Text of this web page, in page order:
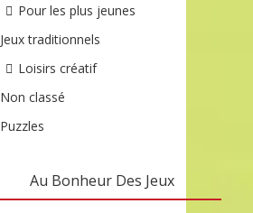
Pour les plus jeunes
Jeux traditionnels
Loisirs créatif
Non classé
Puzzles
Au Bonheur Des Jeux